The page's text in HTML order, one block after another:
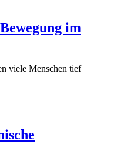
im
viele Menschen tief